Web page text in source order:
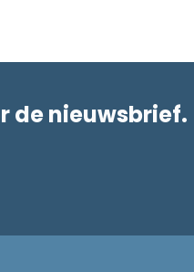
de nieuwsbrief.